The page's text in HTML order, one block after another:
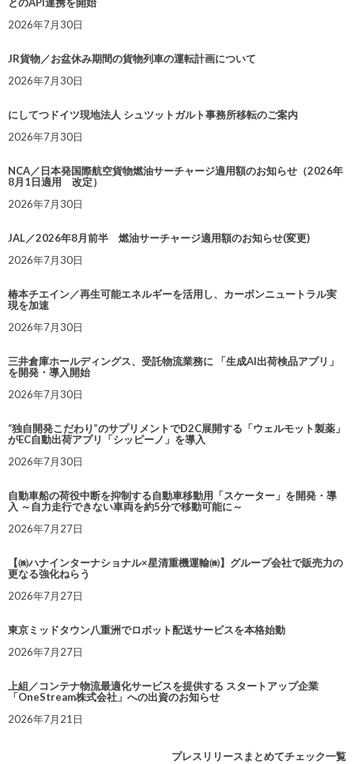
とのAPI連携を開始
2026年7月30日
JR貨物／お盆休み期間の貨物列車の運転計画について
2026年7月30日
にしてつドイツ現地法人 シュツットガルト事務所移転のご案内
2026年7月30日
NCA／日本発国際航空貨物燃油サーチャージ適用額のお知らせ（2026年
8月1日適用 改定）
2026年7月30日
JAL／2026年8月前半 燃油サーチャージ適用額のお知らせ(変更)
2026年7月30日
椿本チエイン／再生可能エネルギーを活用し、カーボンニュートラル実
現を加速
2026年7月30日
三井倉庫ホールディングス、受託物流業務に 「生成AI出荷検品アプリ」
を開発・導入開始
2026年7月30日
“独自開発こだわり”のサプリメントでD2C展開する「ウェルモット製薬」
がEC自動出荷アプリ「シッピーノ」を導入
2026年7月30日
自動車船の荷役中断を抑制する自動車移動用「スケーター」を開発・導
入 ～自力走行できない車両を約5分で移動可能に～
2026年7月27日
【㈱ハナインターナショナル×星清重機運輸㈱】グループ会社で販売力の
更なる強化ねらう
2026年7月27日
東京ミッドタウン八重洲でロボット配送サービスを本格始動
2026年7月27日
上組／コンテナ物流最適化サービスを提供する スタートアップ企業
「OneStream株式会社」への出資のお知らせ
2026年7月21日
プレスリリースまとめてチェック一覧